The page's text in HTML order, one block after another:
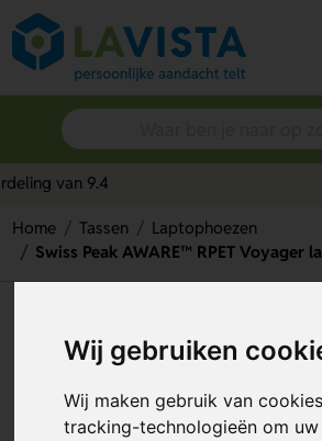
Wij gebruiken
Wij maken gebruik van
tracking-technologieën om
Home Tassen
Laptophoezen
Swiss Peak AWARE™ RPET Voyager
Voyager laptophoes
Artikelnummer: 293053